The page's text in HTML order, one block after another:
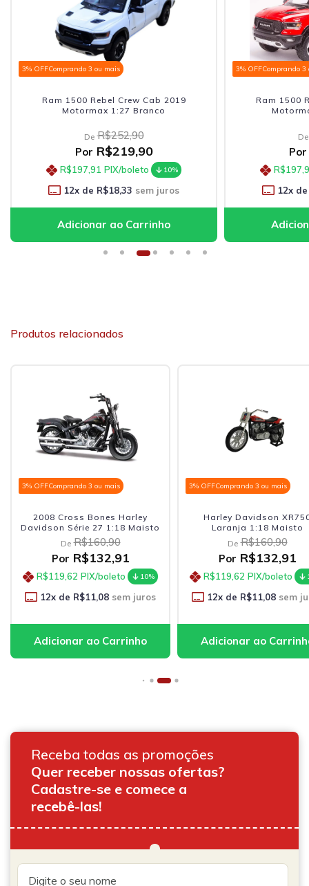
3% OFFComprando 3 ou mais
Ram 1500 Rebel Crew Cab 2019
Motormax 1:27 Branco
De R$252,90
Por R$219,90
R$197,91 PIX/boleto 10%
12x de R$18,33 sem juros
3% OFFComprando 3
Ram 1500
De
Por
12x de
Produtos relacionados
3% OFFComprando 3 ou mais
2008 Cross Bones Harley
Davidson Série 27 1:18 Maisto
De R$160,90
Por R$132,91
R$119,62 PIX/boleto 10%
12x de R$11,08 sem juros
3% OFFComprando 3 ou mais
Harley Davidson
Laranja 1:18 Maisto
De R$160,90
Por R$132,91
R$119,62 PIX/boleto
12x de R$11,08 sem
Receba todas as promoções
Quer receber nossas ofertas?
Cadastre-se e comece a
recebê-las!